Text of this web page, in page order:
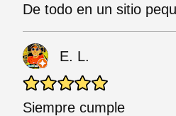
De todo en un sitio
E. L.
Siempre cumple